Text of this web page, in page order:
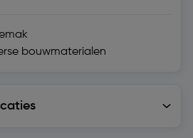
bouwmaterialen